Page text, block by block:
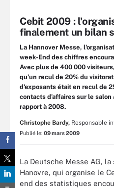
Cebit 2009 :
finalement un bilan
La Hannover Messe,
week-End des chiffres
Avec plus de 400 000
qu'un recul de 20% du
d'exposants était en recul de
contacts d'affaires sur le
rapport à 2008.
Christophe Bardy, Responsable
Publié le: 09 mars 2009
La Deutsche Messe AG,
Hanovre, qui organise le
end des statistiques